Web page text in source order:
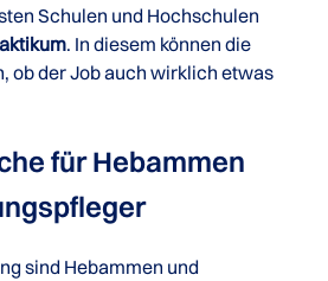
Schulen und Hochschulen
. In diesem können die
ob der Job auch wirklich etwas
für Hebammen
sind Hebammen und